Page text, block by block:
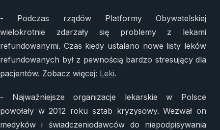
- Podczas rządów Platformy Obywatelskiej
wielokrotnie zdarzały się problemy z lekami
refundowanymi. Czas kiedy ustalano nowe listy leków
refundowanych był z pewnością bardzo stresujący dla
pacjentów. Zobacz więcej: Leki.
- Najważniejsze organizacje lekarskie w Polsce
powołały w 2012 roku sztab kryzysowy. Wezwał on
medyków i świadczeniodawców do niepodpisywania